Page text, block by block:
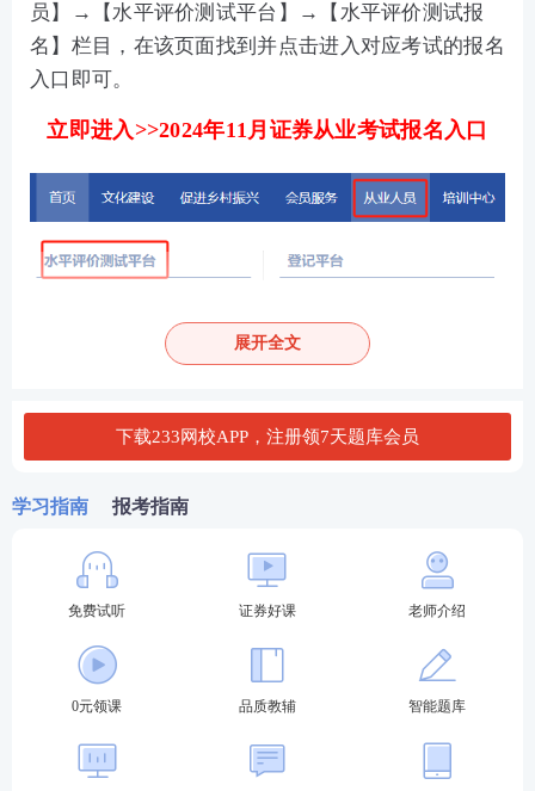
员】→【水平评价测试平台】→【水平评价测试报
名】栏目，在该页面找到并点击进入对应考试的报名
入口即可。
立即进入>>2024年11月证券从业考试报名入口
第二步：输入-用户名-密码-验证码登录。（新用户
第三步：阅读承诺书，勾选“我已阅读并承诺”，进行
下一步。
展开全文
下载233网校APP，注册领7天题库会员
学习指南 报考指南
免费试听 证券好课 老师介绍
0元领课 品质教辅 智能题库